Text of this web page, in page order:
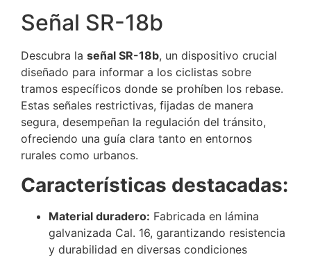
Señal SR-18b
Descubra la señal SR-18b, un dispositivo crucial
diseñado para informar a los ciclistas sobre
tramos específicos donde se prohíben los rebase.
Estas señales restrictivas, fijadas de manera
segura, desempeñan la regulación del tránsito,
ofreciendo una guía clara tanto en entornos
rurales como urbanos.
Características destacadas:
Material duradero: Fabricada en lámina
galvanizada Cal. 16, garantizando resistencia
y durabilidad en diversas condiciones